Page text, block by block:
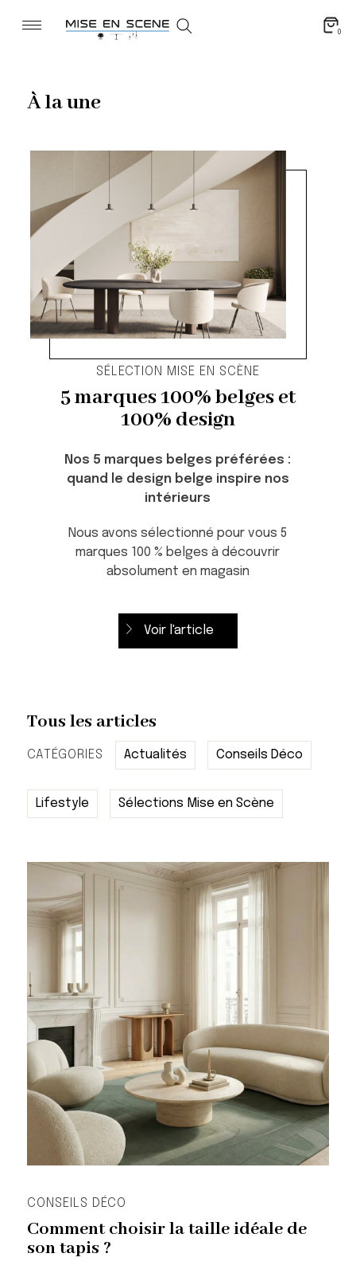
0
À la une
5 marques 100% belges et
100% design
SÉLECTION MISE EN SCÈNE
Nos 5 marques belges préférées :
quand le design belge inspire nos
intérieurs
Nous avons sélectionné pour vous 5
marques 100 % belges à découvrir
absolument en magasin
Voir l'article
Tous les articles
CATÉGORIES Actualités Conseils Déco
Lifestyle Sélections Mise en Scène
Comment choisir la taille idéale de
son tapis ?
CONSEILS DÉCO